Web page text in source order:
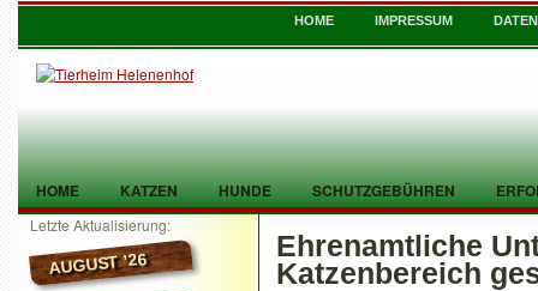
HOME IMPRESSUM
HOME KATZEN HUNDE SCHUTZGEBÜHREN
TIER GEFUNDEN KONTAKT
Letzte Aktualisierung:
AUGUST ’26
Ehrenamtliche
Katzenbereich